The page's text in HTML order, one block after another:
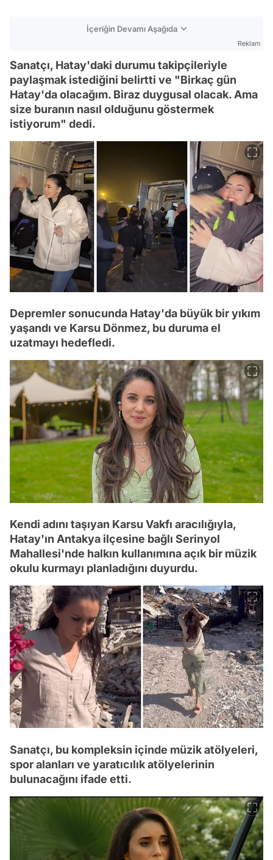
İçeriğin Devamı Aşağıda
Reklam
Sanatçı, Hatay'daki durumu takipçileriyle
paylaşmak istediğini belirtti ve "Birkaç gün
Hatay'da olacağım. Biraz duygusal olacak. Ama
size buranın nasıl olduğunu göstermek
istiyorum" dedi.
Depremler sonucunda Hatay'da büyük bir yıkım
yaşandı ve Karsu Dönmez, bu duruma el
uzatmayı hedefledi.
Kendi adını taşıyan Karsu Vakfı aracılığıyla,
Hatay'ın Antakya ilçesine bağlı Serinyol
Mahallesi'nde halkın kullanımına açık bir müzik
okulu kurmayı planladığını duyurdu.
Sanatçı, bu kompleksin içinde müzik atölyeleri,
spor alanları ve yaratıcılık atölyelerinin
bulunacağını ifade etti.